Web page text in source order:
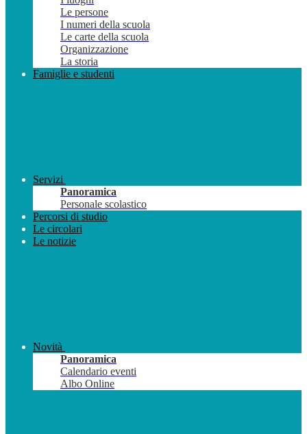
Le persone
I numeri della scuola
Le carte della scuola
Organizzazione
La storia
Famiglie e studenti
Servizi
Panoramica
Personale scolastico
Percorsi di studio
Le circolari
Le notizie
Novità
Panoramica
Calendario eventi
Albo Online